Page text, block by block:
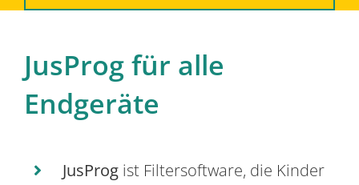
JusProg für alle
Endgeräte
JusProg ist Filtersoftware, die Kinder